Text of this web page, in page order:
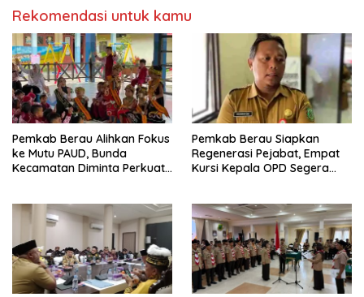
Rekomendasi untuk kamu
Pemkab Berau Alihkan Fokus
ke Mutu PAUD, Bunda
Kecamatan Diminta Perkuat
Pemkab Berau Siapkan
Regenerasi Pejabat, Empat
Kursi Kepala OPD Segera